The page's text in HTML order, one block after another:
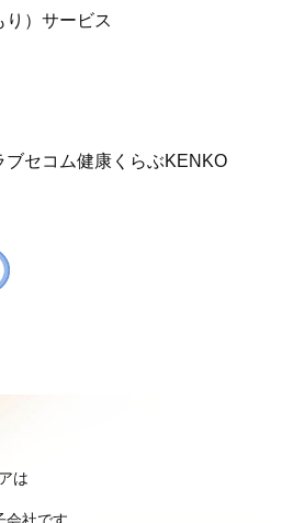
り）サービス
ブセコム健康くらぶKENKO
は